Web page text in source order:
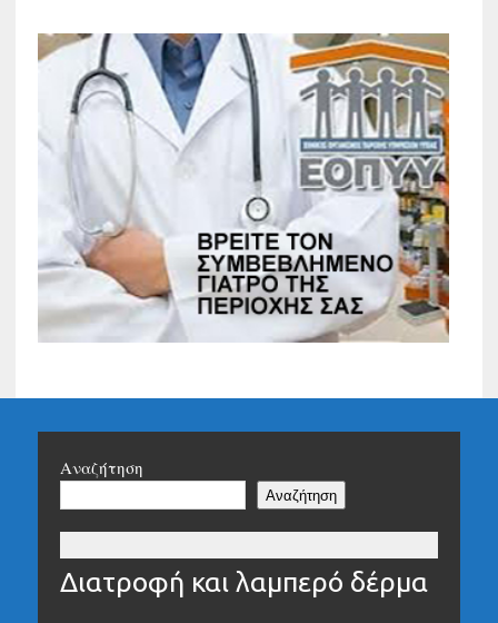
Αναζήτηση
Αναζήτηση
Διατροφή και λαμπερό δέρμα